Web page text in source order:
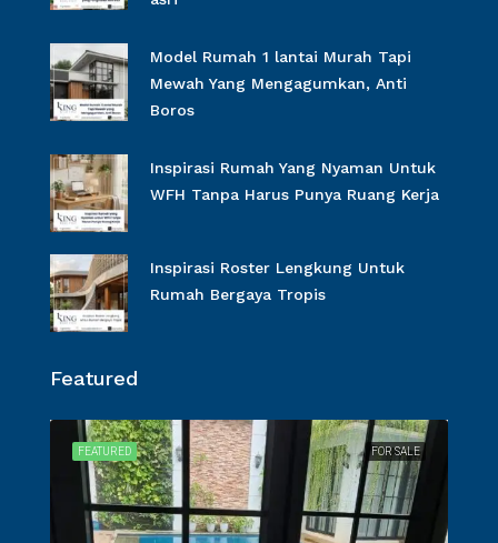
Model Rumah 1 lantai Murah Tapi
Mewah Yang Mengagumkan, Anti
Boros
Inspirasi Rumah Yang Nyaman Untuk
WFH Tanpa Harus Punya Ruang Kerja
Inspirasi Roster Lengkung Untuk
Rumah Bergaya Tropis
Featured
FOR SALE
FEATURED